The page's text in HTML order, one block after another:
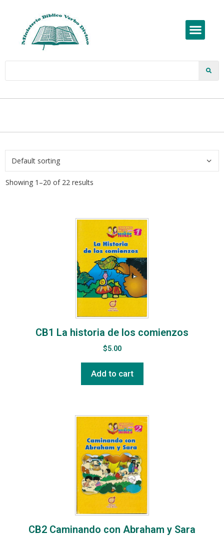
Showing 1–20 of 22 results
CB1 La historia de los comienzos
$5.00
Add to cart
CB2 Caminando con Abraham y Sara